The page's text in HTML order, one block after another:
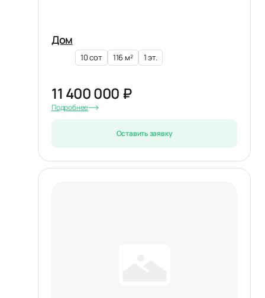
Дом
10 сот 116 м² 1 эт.
11 400 000 ₽
Подробнее
Оставить заявку